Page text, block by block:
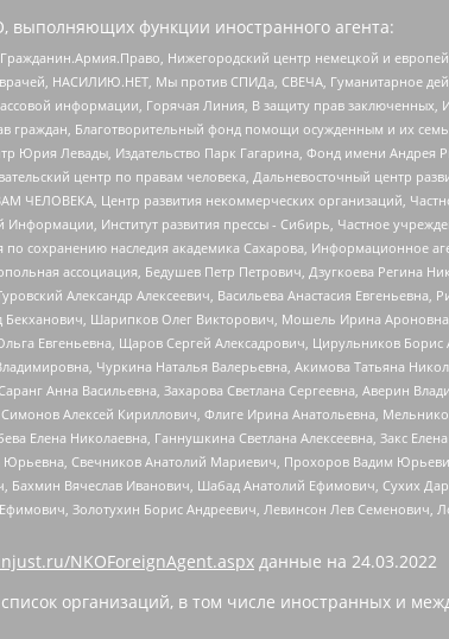
выполняющих функции иностранного агента:
Нижегородский центр немецкой и
НАСИЛИЮ.НЕТ, Мы против СПИДа, СВЕЧА, Гуманитарное
информации, Горячая Линия, В защиту прав
граждан, Благотворительный фонд помощи осужденным и их
Юрия Левады, Издательство Парк Гагарина, Фонд имени
центр по правам человека, Дальневосточный центр
Центр развития некоммерческих организаций,
Информации, Институт развития прессы - Сибирь, Частное
по сохранению наследия академика Сахарова, Информационное
ассоциация, Бедушев Петр Петрович, Дзугкоева
Александр Алексеевич, Васильева Анастасия
Бекханович, Шарипков Олег Викторович, Мошель Ирина
Евгеньевна, Щаров Сергей Алексадрович, Цирульников
Чуркина Наталья Валерьевна, Акимова Татьяна
Анна Васильевна, Захарова Светлана Сергеевна, Аверин
Алексей Кириллович, Флиге Ирина Анатольевна,
Елена Николаевна, Ганнушкина Светлана Алексеевна, Закс
Юрьевна, Свечников Анатолий Мариевич, Прохоров Вадим
Бахмин Вячеслав Иванович, Шабад Анатолий Ефимович, Сухих
Золотухин Борис Андреевич, Левинсон Лев
NKOForeignAgent.aspx данные на 24.03.2022
организаций, в том числе иностранных и